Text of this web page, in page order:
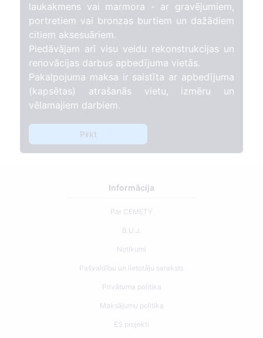
laukakmens vai marmora - ar gravējumiem,
portretiem vai bronzas burtiem un dažādiem
citiem aksesuāriem.
Piedāvājam arī visu veidu rekonstrukcijas un
renovācijas darbus apbedījuma vietās.
Pakalpojuma maksa ir saistīta ar apbedījuma
(kapsētas) atrašanās vietu, izmēru un
vēlamajiem darbiem.
Pirkt
Informācija
Par CEMETY
B.U.J.
Notikumi
Pašvaldību un lietotāju saraksts
Privātuma politika
Maksājumu politika
ES projekti